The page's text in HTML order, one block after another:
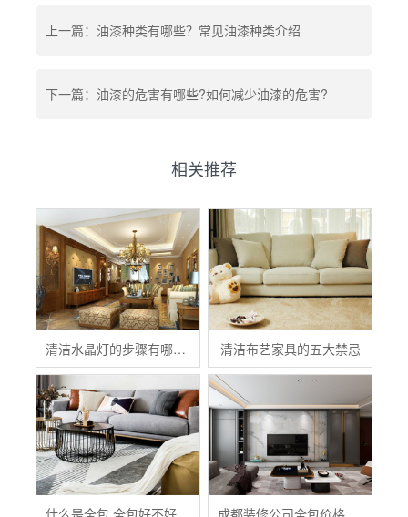
上一篇：油漆种类有哪些？常见油漆种类介绍
下一篇：油漆的危害有哪些?如何减少油漆的危害?
相关推荐
清洁水晶灯的步骤有哪些？ 清洁布艺家具的五大禁忌